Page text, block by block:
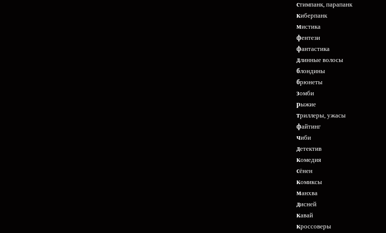
стимпанк, парапанк
киберпанк
мистика
фентези
фантастика
длинные волосы
блондины
брюнеты
зомби
рыжие
триллеры, ужасы
файтинг
чиби
детектив
комедия
сёнен
комиксы
манхва
дисней
кавай
кроссоверы